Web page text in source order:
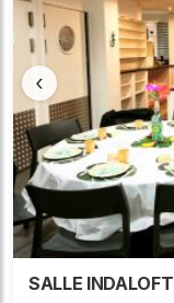
‹
SALLE INDALOFT